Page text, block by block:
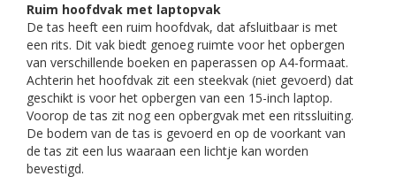
Ruim hoofdvak met laptopvak
De tas heeft een ruim hoofdvak, dat afsluitbaar is met
een rits. Dit vak biedt genoeg ruimte voor het opbergen
van verschillende boeken en paperassen op A4-formaat.
Achterin het hoofdvak zit een steekvak (niet gevoerd) dat
geschikt is voor het opbergen van een 15-inch laptop.
Voorop de tas zit nog een opbergvak met een ritssluiting.
De bodem van de tas is gevoerd en op de voorkant van
de tas zit een lus waaraan een lichtje kan worden
bevestigd.